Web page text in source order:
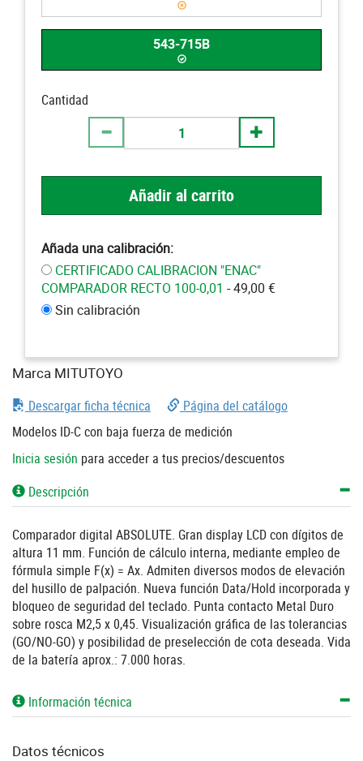
543-715B
Cantidad
Añadir al carrito
Añada una calibración:
CERTIFICADO CALIBRACION "ENAC"
COMPARADOR RECTO 100-0,01 - 49,00 €
Sin calibración
Marca MITUTOYO
Descargar ficha técnica
Página del catálogo
Modelos ID-C con baja fuerza de medición
Inicia sesión para acceder a tus precios/descuentos
Descripción
Comparador digital ABSOLUTE. Gran display LCD con dígitos de
altura 11 mm. Función de cálculo interna, mediante empleo de
fórmula simple F(x) = Ax. Admiten diversos modos de elevación
del husillo de palpación. Nueva función Data/Hold incorporada y
bloqueo de seguridad del teclado. Punta contacto Metal Duro
sobre rosca M2,5 x 0,45. Visualización gráfica de las tolerancias
(GO/NO-GO) y posibilidad de preselección de cota deseada. Vida
de la batería aprox.: 7.000 horas.
Información técnica
Datos técnicos